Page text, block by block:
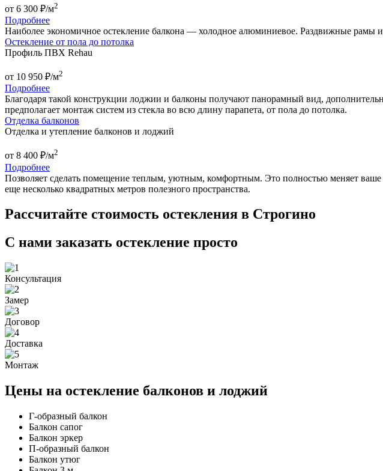
от 6 300 ₽/м2
Подробнее
Наиболее экономичное остекление балкона — холодное алюминиевое. Раздвижные
Остекление от пола до потолка
Профиль ПВХ Rehau
от 10 950 ₽/м2
Подробнее
Благодаря такой конструкции лоджии и балконы получают панорамный вид,
предполагает монтаж систем из стекла во всю длину парапета, от пола до потолка.
Отделка балконов
Отделка и утепление балконов и лоджий
от 8 400 ₽/м2
Подробнее
Позволяет сделать помещение теплым, уютным, комфортным. Это полностью меняет
еще несколько квадратных метров полезного пространства.
Расcчитайте стоимость остекления в Строгино
С нами заказать остекление просто
Консультация
Замер
Договор
Доставка
Монтаж
Цены на остекление балконов и лоджий
Г-образный балкон
Балкон сапог
Балкон эркер
П-образный балкон
Балкон утюг